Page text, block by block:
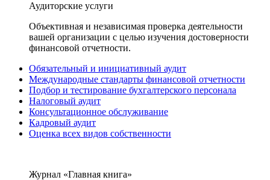
Аудиторские услуги
Объективная и независимая проверка деятельности
вашей организации с целью изучения достоверности
финансовой отчетности.
Обязательный и инициативный аудит
Международные стандарты финансовой отчетности
Подбор и тестирование бухгалтерского персонала
Налоговый аудит
Консультационное обслуживание
Кадровый аудит
Оценка всех видов собственности
Журнал «Главная книга»